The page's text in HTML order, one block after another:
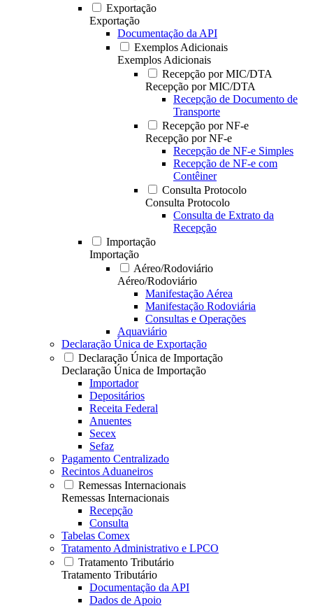
Exportação
Exportação
Documentação da API
Exemplos Adicionais
Exemplos Adicionais
Recepção por MIC/DTA
Recepção por MIC/DTA
Recepção de Documento de
Transporte
Recepção por NF-e
Recepção por NF-e
Recepção de NF-e Simples
Recepção de NF-e com
Contêiner
Consulta Protocolo
Consulta Protocolo
Consulta de Extrato da
Recepção
Importação
Importação
Aéreo/Rodoviário
Aéreo/Rodoviário
Manifestação Aérea
Manifestação Rodoviária
Consultas e Operações
Aquaviário
Declaração Única de Exportação
Declaração Única de Importação
Declaração Única de Importação
Importador
Depositários
Receita Federal
Anuentes
Secex
Sefaz
Pagamento Centralizado
Recintos Aduaneiros
Remessas Internacionais
Remessas Internacionais
Recepção
Consulta
Tabelas Comex
Tratamento Administrativo e LPCO
Tratamento Tributário
Tratamento Tributário
Documentação da API
Dados de Apoio